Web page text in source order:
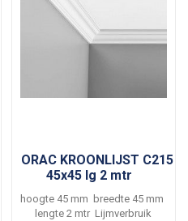
ORAC KROONLIJST C215
45x45 lg 2 mtr
hoogte 45 mm breedte 45 mm
lengte 2 mtr Lijmverbruik